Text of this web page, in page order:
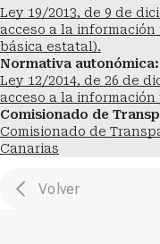
Ley 19/2013, de 9 de
acceso a la
básica estatal).
Normativa autonómica:
Ley 12/2014, de 26 de
acceso a la información
Comisionado de
Comisionado de
Canarias
Volver